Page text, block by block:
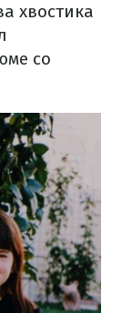
хвостика
со